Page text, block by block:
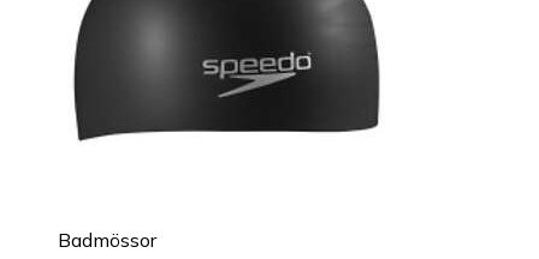
Badmössor